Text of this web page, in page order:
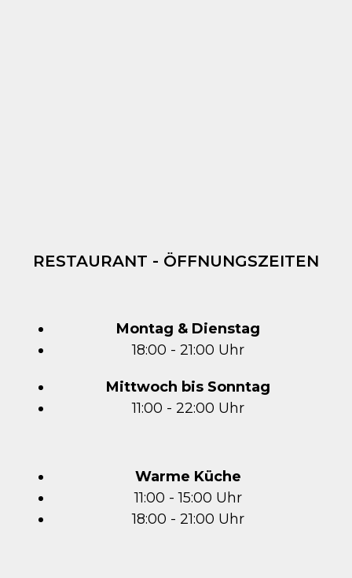
RESTAURANT - ÖFFNUNGSZEITEN
Montag & Dienstag
18:00 - 21:00 Uhr
Mittwoch bis Sonntag
11:00 - 22:00 Uhr
Warme Küche
11:00 - 15:00 Uhr
18:00 - 21:00 Uhr